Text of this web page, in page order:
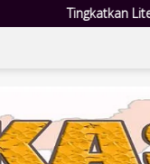
dan Kepatuhan, DJP